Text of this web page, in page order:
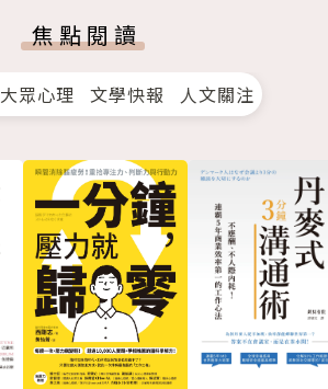
焦點閱讀
大眾心理 文學快報 人文關注